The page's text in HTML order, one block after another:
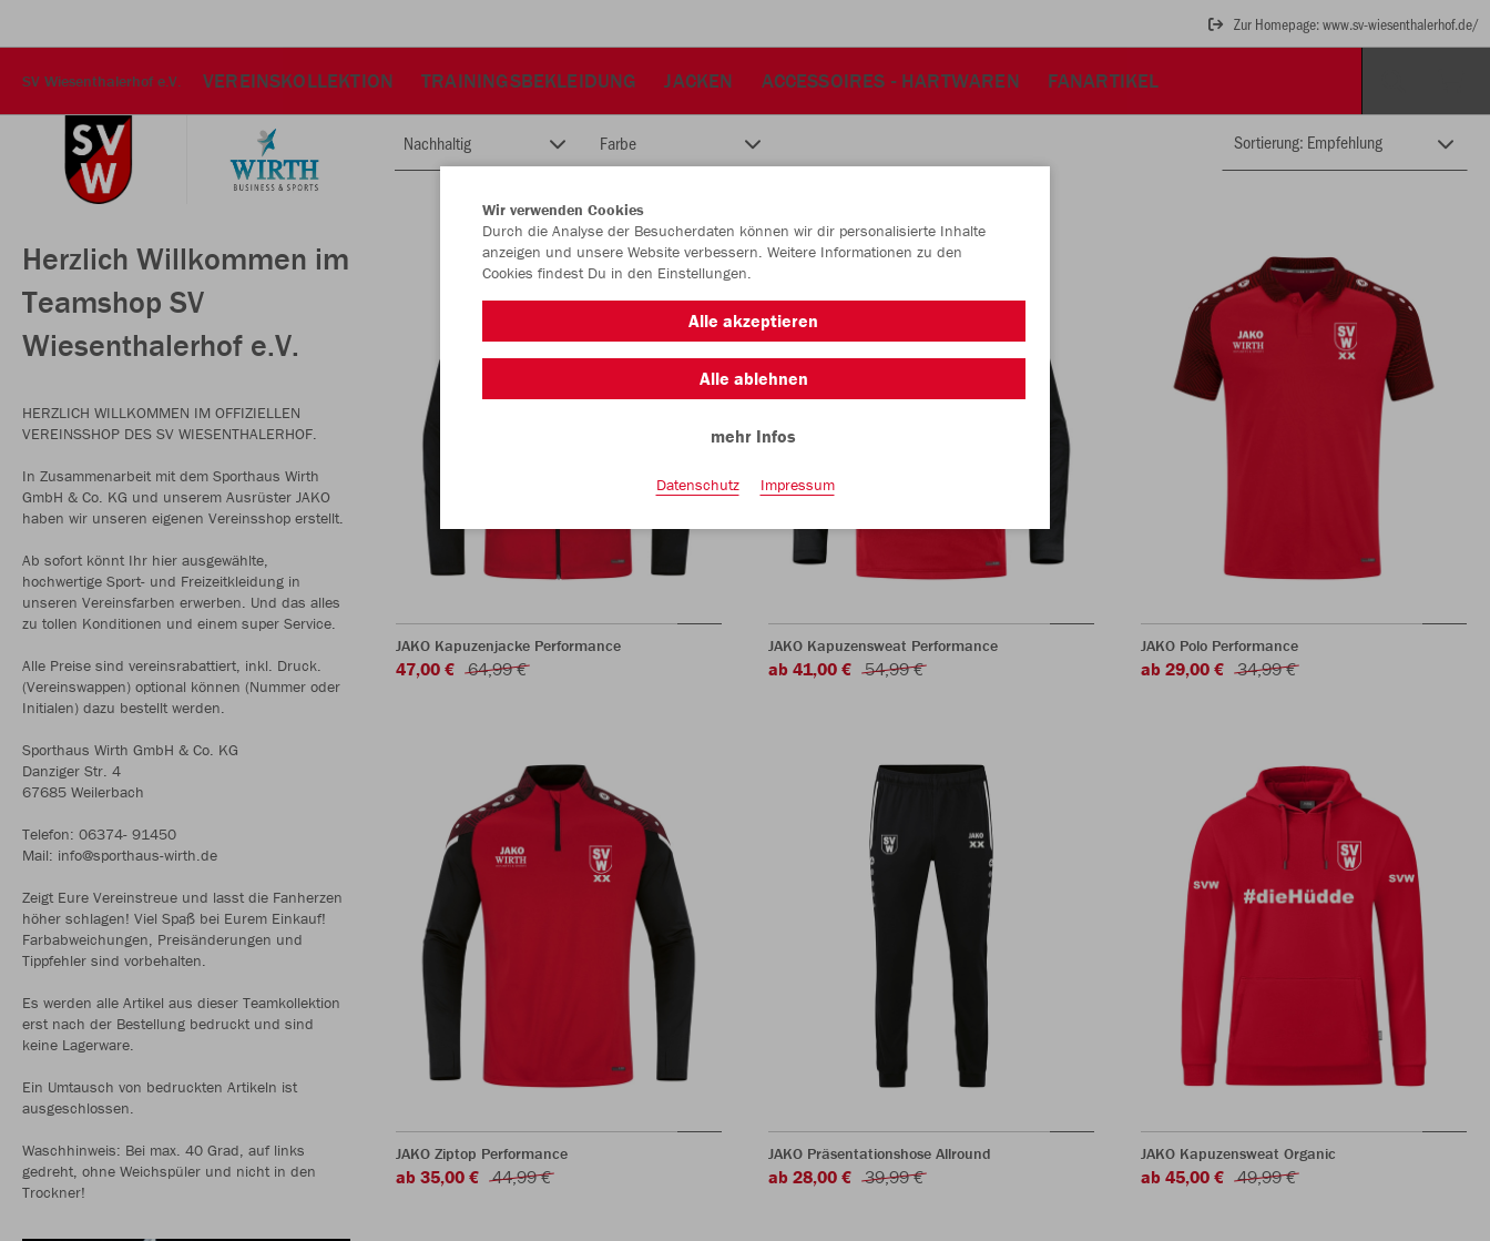
Zur Homepage: www.sv-wiesenthalerhof.de/
SV Wiesenthalerhof e.V. VEREINSKOLLEKTION TRAININGSBEKLEIDUNG JACKEN ACCESSOIRES - HARTWAREN FANARTIKEL
Herzlich Willkommen im
Teamshop SV
Wiesenthalerhof e.V.
HERZLICH WILLKOMMEN IM OFFIZIELLEN
VEREINSSHOP DES SV WIESENTHALERHOF.
In Zusammenarbeit mit dem Sporthaus Wirth
GmbH & Co. KG und unserem Ausrüster JAKO
haben wir unseren eigenen Vereinsshop erstellt.
Ab sofort könnt Ihr hier ausgewählte,
hochwertige Sport- und Freizeitkleidung in
unseren Vereinsfarben erwerben. Und das alles
zu tollen Konditionen und einem super Service.
Alle Preise sind vereinsrabattiert, inkl. Druck.
(Vereinswappen) optional können (Nummer oder
Initialen) dazu bestellt werden.
Sporthaus Wirth GmbH & Co. KG
Danziger Str. 4
67685 Weilerbach
Telefon: 06374- 91450
Mail: info@sporthaus-wirth.de
Zeigt Eure Vereinstreue und lasst die Fanherzen
höher schlagen! Viel Spaß bei Eurem Einkauf!
Farbabweichungen, Preisänderungen und
Tippfehler sind vorbehalten.
Es werden alle Artikel aus dieser Teamkollektion
erst nach der Bestellung bedruckt und sind
keine Lagerware.
Ein Umtausch von bedruckten Artikeln ist
ausgeschlossen.
Waschhinweis: Bei max. 40 Grad, auf links
gedreht, ohne Weichspüler und nicht in den
Trockner!
Nachhaltig Farbe
JAKO Kapuzenjacke Performance
47,00 € 64,99 €
JAKO Kapuzensweat Performance
ab 41,00 € 54,99 €
JAKO Polo Performance
ab 29,00 € 34,99 €
JAKO Ziptop Performance
ab 35,00 € 44,99 €
JAKO Präsentationshose Allround
ab 28,00 € 39,99 €
JAKO Kapuzensweat Organic
ab 45,00 € 49,99 €
Wir verwenden Cookies
Durch die Analyse der Besucherdaten können wir dir personalisierte Inhalte
anzeigen und unsere Website verbessern. Weitere Informationen zu den
Cookies findest Du in den Einstellungen.
Alle akzeptieren
Alle ablehnen
mehr Infos
Datenschutz Impressum